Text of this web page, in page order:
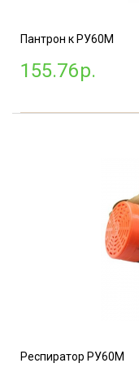
Пантрон к РУ60М
155.76р.
Респиратор РУ60М